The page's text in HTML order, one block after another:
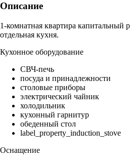
Описание
1-комнатная квартира капитальный
отдельная кухня.
Кухонное оборудование
СВЧ-печь
посуда и принадлежности
столовые приборы
электрический чайник
холодильник
кухонный гарнитур
обеденный стол
label_property_induction_stove
Оснащение